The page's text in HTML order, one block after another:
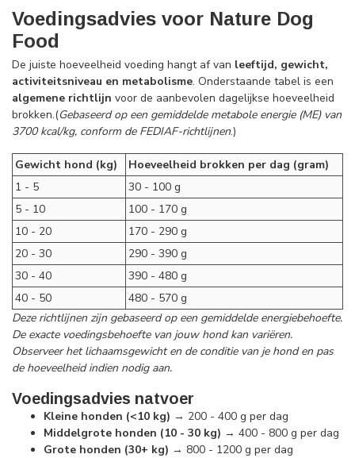
Voedingsadvies voor Nature Dog
Food
De juiste hoeveelheid voeding hangt af van leeftijd, gewicht,
activiteitsniveau en metabolisme. Onderstaande tabel is een
algemene richtlijn voor de aanbevolen dagelijkse hoeveelheid
brokken.(Gebaseerd op een gemiddelde metabole energie (ME) van
3700 kcal/kg, conform de FEDIAF-richtlijnen.)
Gewicht hond (kg)
Hoeveelheid brokken per dag (gram)
1 - 5
30 - 100 g
5 - 10
100 - 170 g
10 - 20
170 - 290 g
20 - 30
290 - 390 g
30 - 40
390 - 480 g
40 - 50
480 - 570 g
Deze richtlijnen zijn gebaseerd op een gemiddelde energiebehoefte.
De exacte voedingsbehoefte van jouw hond kan variëren.
Observeer het lichaamsgewicht en de conditie van je hond en pas
de hoeveelheid indien nodig aan.
Voedingsadvies natvoer
Kleine honden (<10 kg) → 200 - 400 g per dag
Middelgrote honden (10 - 30 kg) → 400 - 800 g per dag
Grote honden (30+ kg) → 800 - 1200 g per dag